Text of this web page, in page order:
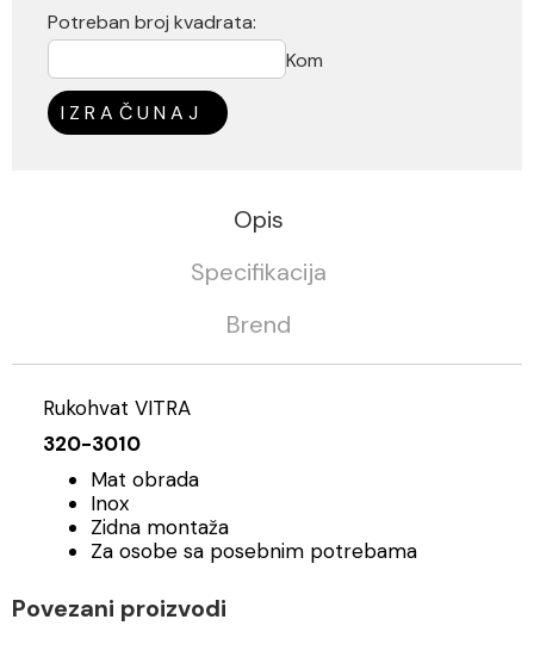
Potreban broj kvadrata:
Kom
IZRAČUNAJ
Opis
Specifikacija
Brend
Rukohvat VITRA
320-3010
Mat obrada
Inox
Zidna montaža
Za osobe sa posebnim potrebama
Povezani proizvodi